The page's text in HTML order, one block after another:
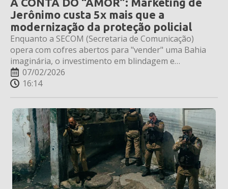
Jerônimo custa 5x mais que a
modernização da proteção policial
Enquanto a SECOM (Secretaria de Comunicação)
opera com cofres abertos para "vender" uma Bahia
imaginária, o investimento em blindagem e
inteligência para quem está na linha de frente sofre
com o conta-gotas estatal. Veja os números que o
07/02/2026
16:14